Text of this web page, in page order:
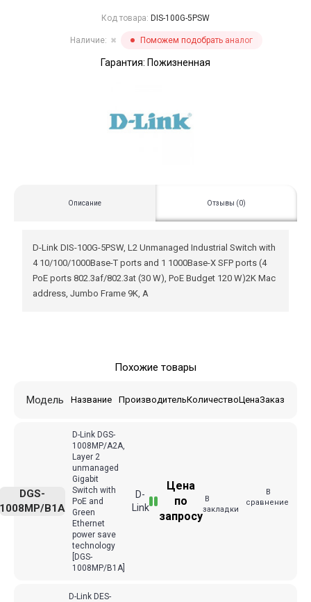
Описание Отзывы (0)
D-Link DIS-100G-5PSW, L2 Unmanaged Industrial Switch with
4 10/100/1000Base-T ports and 1 1000Base-X SFP ports (4
PoE ports 802.3af/802.3at (30 W), PoE Budget 120 W)2K Mac
address, Jumbo Frame 9K, A
Код товара: DIS-100G-5PSW
Наличие: ✖ Поможем подобрать аналог
Гарантия: Пожизненная
Похожие товары
Название Производитель
Модель КоличествоЦенаЗаказ
D-Link DGS-
1008MP/A2A,
Layer 2
unmanaged
Gigabit
Switch with
PoE and
Green
Ethernet
power save
technology
[DGS-
1008MP/B1A]
D-
Link
DGS-
B1A
Цена
по
запросу
В
закладки
В
сравнение
D-Link DES-